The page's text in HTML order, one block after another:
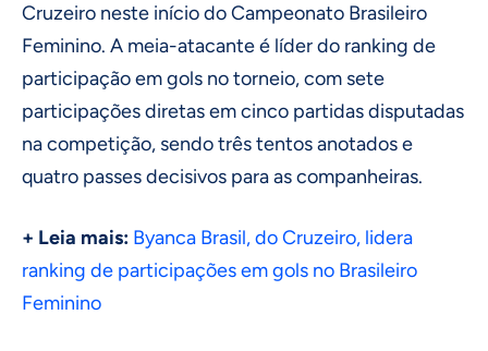
Cruzeiro neste início do Campeonato Brasileiro
Feminino. A meia-atacante é líder do ranking de
participação em gols no torneio, com sete
participações diretas em cinco partidas disputadas
na competição, sendo três tentos anotados e
quatro passes decisivos para as companheiras.
+ Leia mais: Byanca Brasil, do Cruzeiro, lidera
ranking de participações em gols no Brasileiro
Feminino